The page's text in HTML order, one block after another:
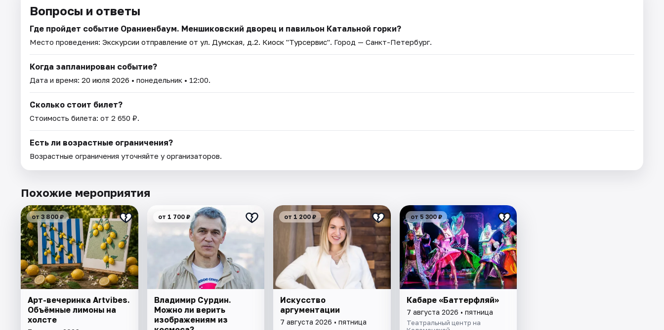
Вопросы и ответы
Где пройдет событие Ораниенбаум. Меншиковский дворец и павильон Катальной горки?
Место проведения: Экскурсии отправление от ул. Думская, д.2. Киоск "Турсервис". Город — Санкт-Петербург.
Когда запланирован событие?
Дата и время: 20 июля 2026 • понедельник • 12:00.
Сколько стоит билет?
Стоимость билета: от 2 650 ₽.
Есть ли возрастные ограничения?
Возрастные ограничения уточняйте у организаторов.
Похожие мероприятия
от 3 800 ₽
Арт-вечеринка Artvibes.
Объёмные лимоны на
холсте
от 1 700 ₽
Владимир Сурдин.
Можно ли верить
изображениям из
от 1 200 ₽
Искусство
аргументации
7 августа 2026 • пятница
от 5 300 ₽
Кабаре «Баттерфляй»
7 августа 2026 • пятница
Театральный центр на